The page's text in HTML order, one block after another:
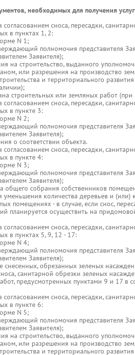
необходимых для получения
сноса, пересадки,
в пунктах 1, 2:
N 1;
полномочия представителя
Заявителя);
на строительство, выданного
или разрешения на производство
и территориального
строительных или земляных работ (при
сноса, пересадки,
в пункте 3:
N 2;
полномочия представителя
Заявителя);
о соответствии объекта.
сноса, пересадки,
в пункте 4:
N 3;
полномочия представителя
Заявителя);
общего собрания собственников
количества деревьев и (или)
помещениях - в случае, если снос,
планируется осуществить на
сноса, пересадки,
в пунктах 5, 9, 12 - 17:
N 4;
полномочия представителя
Заявителя);
снесенных, обрезанных зеленых
санитарной обрезки зеленых
предусмотренных пунктами 9 и 17 в
сноса, пересадки,
в пункте 6:
N 5;
полномочия представителя
Заявителя);
на строительство, выданного
или разрешения на производство
и территориального